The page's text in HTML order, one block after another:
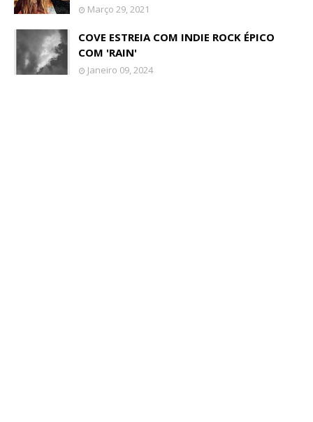
Março 29, 2021
COVE ESTREIA COM INDIE ROCK ÉPICO
COM 'RAIN'
Janeiro 09, 2024